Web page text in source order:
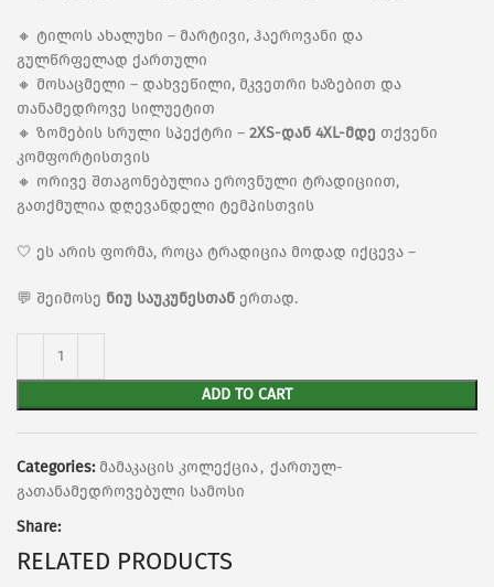
🔸 ტილოს ახალუხი – მარტივი, ჰაეროვანი და
გულწრფელად ქართული
🔸 მოსაცმელი – დახვეწილი, მკვეთრი ხაზებით და
თანამედროვე სილუეტით
🔸 ზომების სრული სპექტრი – 2XS-დან 4XL-მდე თქვენი
კომფორტისთვის
🔸 ორივე შთაგონებულია ეროვნული ტრადიციით,
გათქმულია დღევანდელი ტემპისთვის
🤍 ეს არის ფორმა, როცა ტრადიცია მოდად იქცევა –
💬 შეიმოსე ნიუ საუკუნესთან ერთად.
ADD TO CART
Categories: მამაკაცის კოლექცია, ქართულ-
გათანამედროვებული სამოსი
Share:
RELATED PRODUCTS